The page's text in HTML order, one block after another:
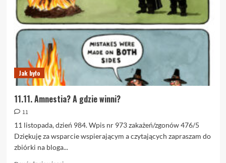
Jak było
11.11. Amnestia? A gdzie winni?
11
11 listopada, dzień 984. Wpis nr 973 zakażeń/zgonów 476/5
Dziękuję za wsparcie wspierającym a czytających zapraszam do
zbiórki na bloga...